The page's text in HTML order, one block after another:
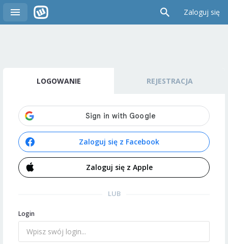
Zaloguj się
LOGOWANIE REJESTRACJA
Zaloguj się z Facebook
Zaloguj się z Apple
LUB
Login